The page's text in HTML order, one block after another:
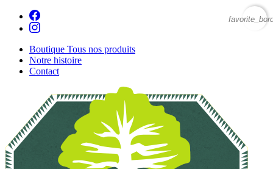
Boutique Tous nos produits
Notre histoire
Contact